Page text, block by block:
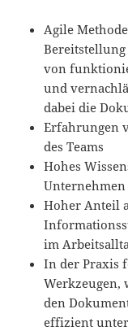
Agile
Bereitstellung
von
und
dabei die
Erfahrungen
des Teams
Hohes
Unternehmen
Hoher Anteil
im
In der Praxis
Werkzeugen,
den
effizient